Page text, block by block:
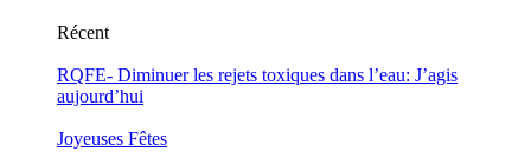
Récent
RQFE- Diminuer les rejets toxiques dans l’eau: J’agis
aujourd’hui
Joyeuses Fêtes